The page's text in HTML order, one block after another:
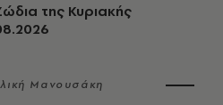
της Κυριακής
Μανουσάκη